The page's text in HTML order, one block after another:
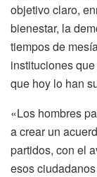
objetivo claro,
bienestar, la
tiempos de
instituciones
que hoy lo han
«Los hombres
a crear un
partidos, con el
esos